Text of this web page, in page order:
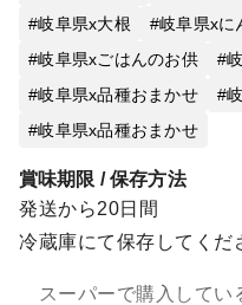
岐阜県x大根 岐阜県xに
岐阜県xごはんのお供
岐阜県x品種おまかせ
岐阜県x品種おまかせ
賞味期限 / 保存方法
発送から20日間
冷蔵庫にて保存してくだ
スーパーで購入してい